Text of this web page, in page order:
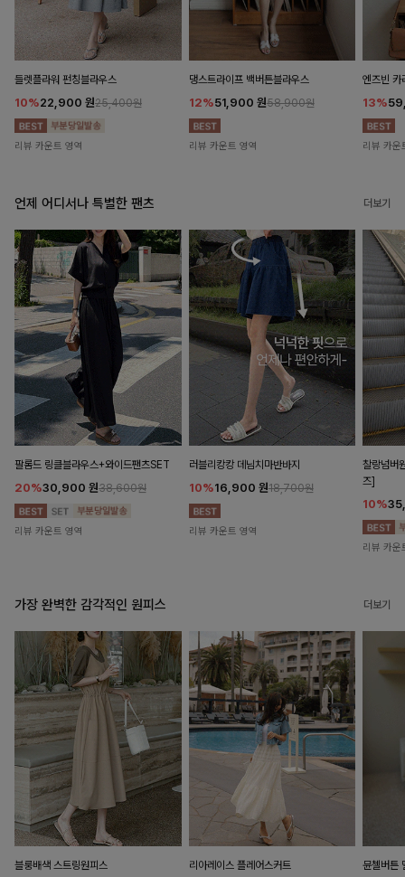
들렛플라워 펀칭블라우스
10%22,900 원25,400원
리뷰 카운트 영역
댕스트라이프 백버튼블라우스
12%51,900 원58,900원
리뷰 카운트 영역
엔즈빈
13%
리뷰 카운
언제 어디서나 특별한 팬츠 더보기
팔롬드 링클블라우스+와이드팬츠SET
20%30,900 원38,600원
리뷰 카운트 영역
러블리캉캉 데님치마반바지
10%16,900 원18,700원
리뷰 카운트 영역
찰랑넘버
즈]
10%
리뷰 카운
가장 완벽한 감각적인 원피스 더보기
블룽배색 스트링원피스 리아레이스 플레어스커트 뮨첼버튼